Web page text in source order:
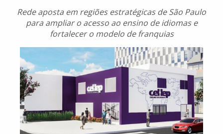
Rede aposta em regiões estratégicas de São Paulo
para ampliar o acesso ao ensino de idiomas e
fortalecer o modelo de franquias